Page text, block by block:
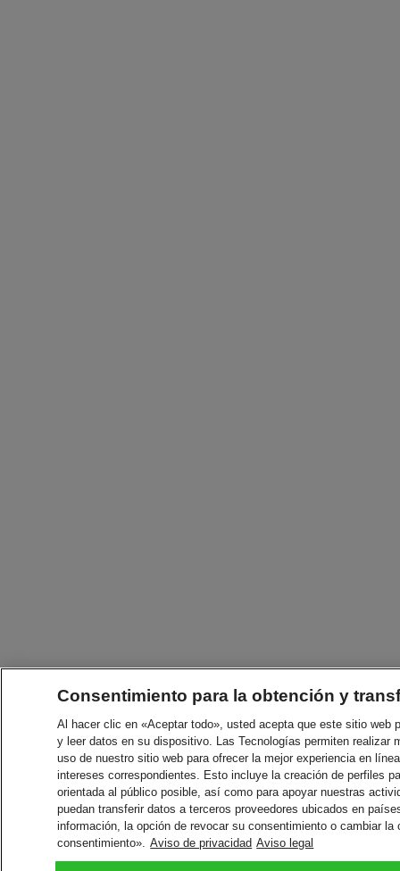
Consentimiento para la obtención y
Al hacer clic en «Aceptar todo», usted acepta que este sitio
y leer datos en su dispositivo. Las Tecnologías permiten
uso de nuestro sitio web para ofrecer la mejor experiencia en
intereses correspondientes. Esto incluye la creación de perfiles
orientada al público posible, así como para apoyar nuestras
puedan transferir datos a terceros proveedores ubicados en
información, la opción de revocar su consentimiento o cambiar
consentimiento». Aviso de privacidad Aviso legal